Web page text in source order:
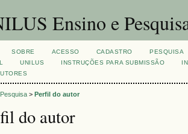
Ensino e
SOBRE ACESSO CADASTRO
PESQUISA
UNILUS INSTRUÇÕES PARA SUBMISSÃO
Pesquisa > Perfil do autor
do autor